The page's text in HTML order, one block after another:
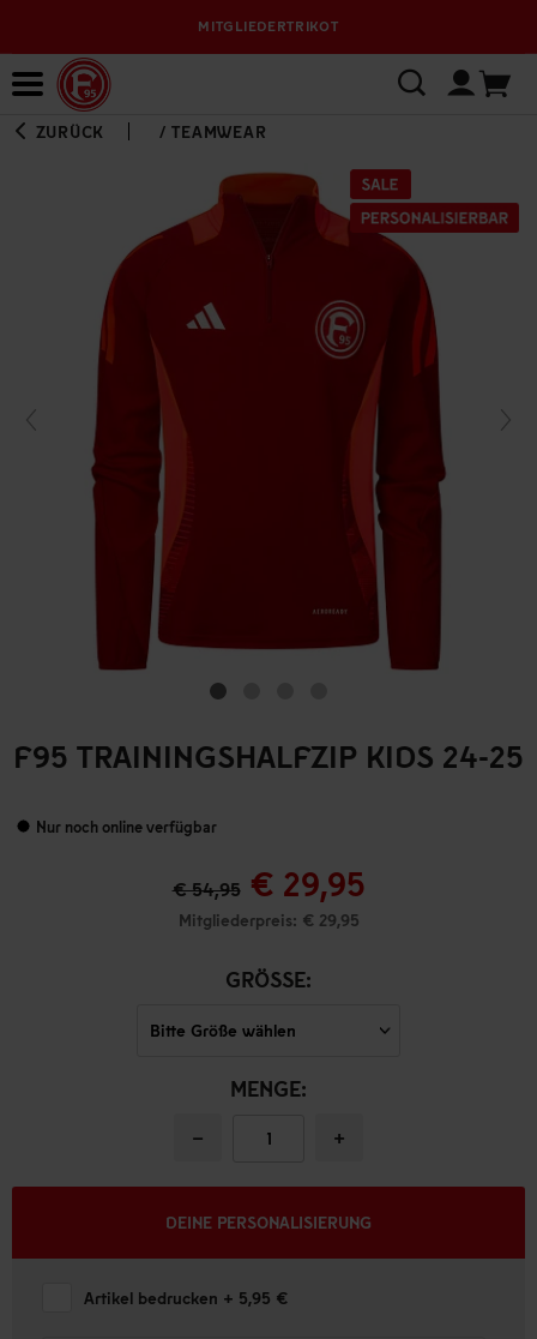
MITGLIEDERTRIKOT
ZURÜCK /TEAMWEAR
F95 TRAININGSHALFZIP KIDS 24-25
Nur noch online verfügbar
€ 54,95 € 29,95
Mitgliederpreis: € 29,95
GRÖSSE:
MENGE:
− +
DEINE PERSONALISIERUNG
Artikel bedrucken + 5,95 €